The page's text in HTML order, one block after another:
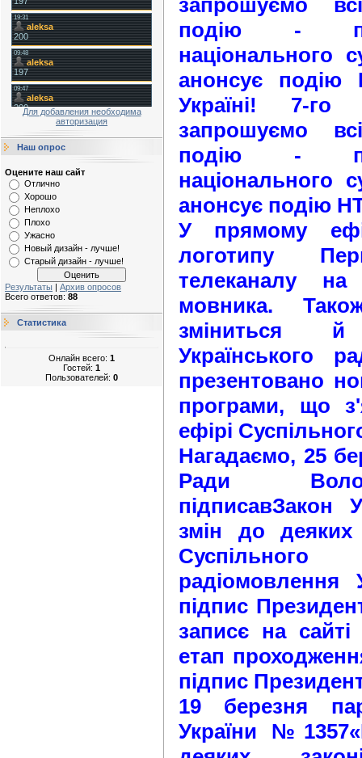
Для добавления необходима
авторизация
Наш опрос
Оцените наш сайт
Отлично
Хорошо
Неплохо
Плохо
Ужасно
Новый дизайн - лучше!
Старый дизайн - лучше!
Результаты | Архив опросов
Всего ответов: 88
Статистика
Онлайн всего: 1
Гостей: 1
Пользователей: 0
подію -
національного
анонсує подію
Україні! 7-го
запрошуємо
подію -
національного
анонсує подію
У прямому
логотипу
телеканалу на
мовника.
зміниться
Українського
презентовано
програми, що
ефірі
Нагадаємо, 25
Ради
підписавЗакон
змін до деяких
радіомовлення
підпис
записє на
етап
підпис
19 березня
України